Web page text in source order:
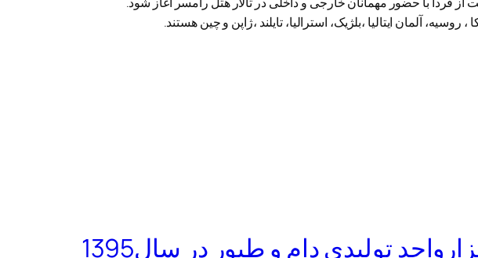
آلمان ایتالیا ،بلژیک، استرالیا، تایلند ،ژاپن و چین هستند.